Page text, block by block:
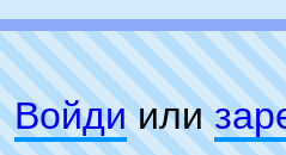
Войдиили